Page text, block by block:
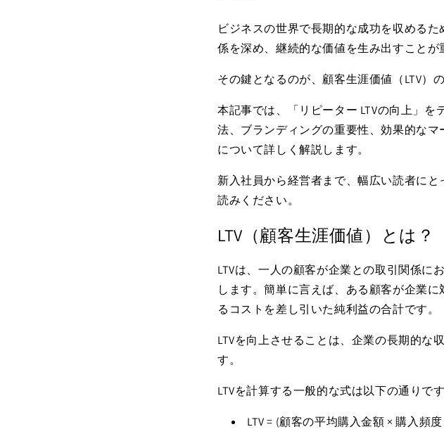
ビジネスの世界で長期的な成功を収める
係を深め、継続的な価値を生み出すことが
その鍵となるのが、顧客生涯価値（LTV）の
本記事では、「リピーター LTVの向上」
法、ブランディングの重要性、効果的な
について詳しく解説します。
新入社員から経営者まで、幅広い読者に
読みください。
LTV（顧客生涯価値）とは？
LTVは、一人の顧客が企業との取引関係に
します。簡単に言えば、ある顧客が企業
るコストを差し引いた純利益の合計です。
LTVを向上させることは、企業の長期的な
す。
LTVを計算する一般的な式は以下の通りです
LTV = (顧客の平均購入金額 × 購入頻